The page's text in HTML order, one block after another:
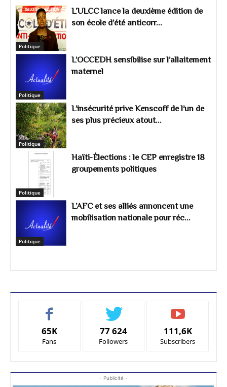
Politique
L’ULCC lance la deuxième édition de
son école d’été anticorr...
Politique
L’OCCEDH sensibilise sur l’allaitement
maternel
Politique
L’insécurité prive Kenscoff de l’un de
ses plus précieux atout...
Politique
Haïti-Élections : le CEP enregistre 18
groupements politiques
Politique
L’AFC et ses alliés annoncent une
mobilisation nationale pour réc...
65K
Fans
77 624
Followers
111,6K
Subscribers
- Publicité -